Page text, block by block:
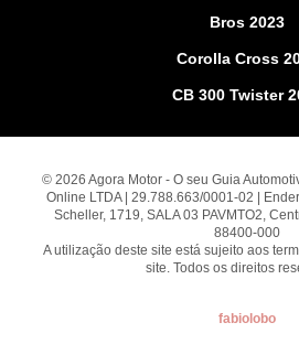
Bros 2023
Corolla Cross
CB 300 Twister
© 2026 Agora Motor - O seu Guia
Online LTDA | 29.788.663/0001-02 |
Scheller, 1719, SALA 03 PAVMTO2,
88400-000
A utilização deste site está sujeito aos
site. Todos os direitos
fabiolobo